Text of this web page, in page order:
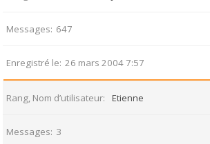
Messages 647
Enregistré le 26 mars 2004 7:57
Rang, Nom d’utilisateur Etienne
Messages 3